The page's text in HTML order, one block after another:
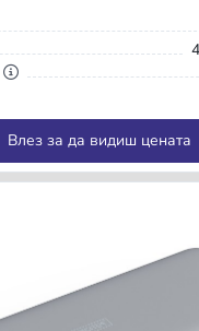
Влез за да видиш цената